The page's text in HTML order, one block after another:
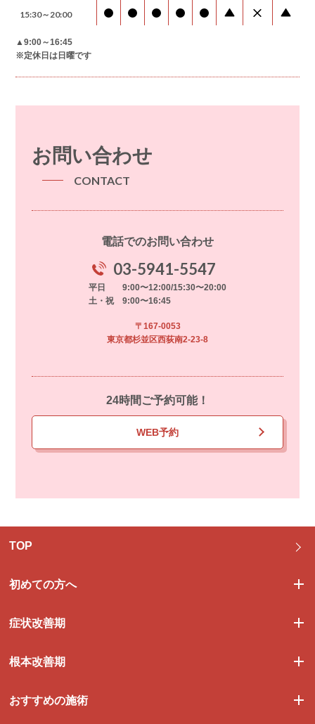
15:30～20:00
▲9:00～16:45
※定休日は日曜です
お問い合わせ
CONTACT
電話でのお問い合わせ
03-5941-5547
平日 9:00〜12:00/15:30〜20:00
土・祝 9:00〜16:45
〒167-0053
東京都杉並区西荻南2-23-8
24時間ご予約可能！
WEB予約
TOP
初めての方へ
症状改善期
根本改善期
おすすめの施術